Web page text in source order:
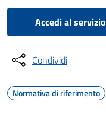
Accedi al servizio
Condividi
Normativa di riferimento